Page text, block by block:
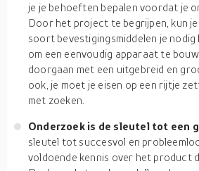
je je behoeften bepalen voordat je
Door het project te begrijpen, kun
soort bevestigingsmiddelen je nodig
om een eenvoudig apparaat te
doorgaan met een uitgebreid en
ook, je moet je eisen op een rijtje
met zoeken.
Onderzoek is de sleutel tot een
sleutel tot succesvol en
voldoende kennis over het product